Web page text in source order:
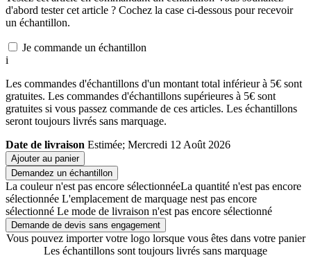
d'abord tester cet article ? Cochez la case ci-dessous pour recevoir
un échantillon.
Je commande un échantillon
i
Les commandes d'échantillons d'un montant total inférieur à 5€ sont
gratuites. Les commandes d'échantillons supérieures à 5€ sont
gratuites si vous passez commande de ces articles. Les échantillons
seront toujours livrés sans marquage.
Date de livraison Estimée; Mercredi 12 Août 2026
Ajouter au panier
Demandez un échantillon
La couleur n'est pas encore sélectionnéeLa quantité n'est pas encore
sélectionnée L'emplacement de marquage nest pas encore
sélectionné Le mode de livraison n'est pas encore sélectionné
Demande de devis sans engagement
Vous pouvez importer votre logo lorsque vous êtes dans votre panier
Les échantillons sont toujours livrés sans marquage